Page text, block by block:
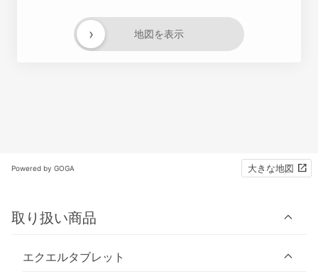
地図を表示
›
Powered by GOGA 大きな地図
取り扱い商品
エクエルタブレット